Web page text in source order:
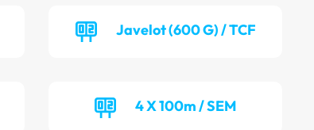
Javelot (600 G) / TCF
4 X 100m / SEM